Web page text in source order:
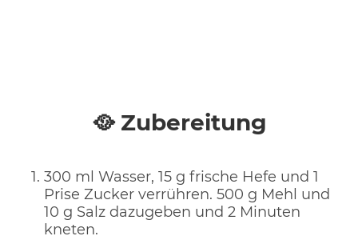
🥘 Zubereitung
300 ml Wasser, 15 g frische Hefe und 1
Prise Zucker verrühren. 500 g Mehl und
10 g Salz dazugeben und 2 Minuten
kneten.